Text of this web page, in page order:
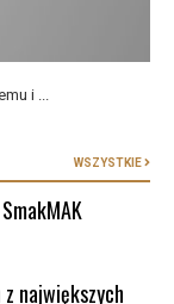
i ...
WSZYSTKIE
największych